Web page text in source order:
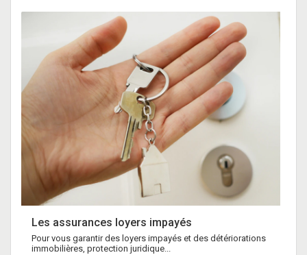
Les assurances loyers impayés
Pour vous garantir des loyers impayés et des détériorations
immobilières, protection juridique...